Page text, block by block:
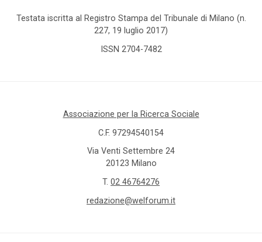
Testata iscritta al Registro Stampa del Tribunale di Milano (n.
227, 19 luglio 2017)
ISSN 2704-7482
Associazione per la Ricerca Sociale
C.F. 97294540154
Via Venti Settembre 24
20123 Milano
T. 02 46764276
redazione@welforum.it